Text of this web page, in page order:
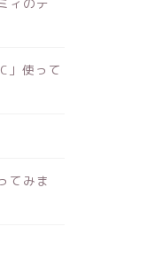
」使って
てみま